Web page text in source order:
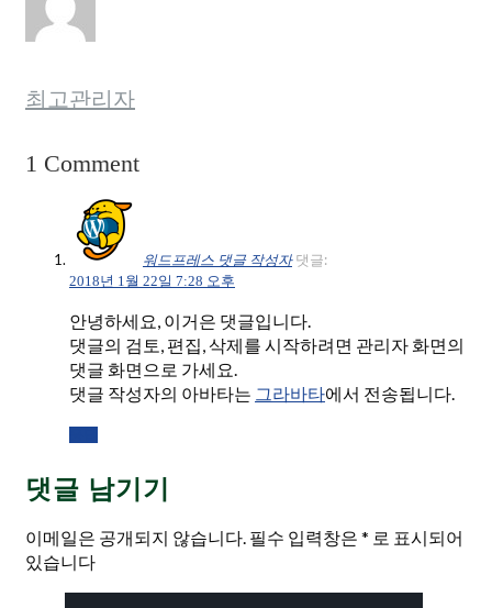
최고관리자
1 Comment
워드프레스 댓글 작성자 댓글:
2018년 1월 22일 7:28 오후
안녕하세요, 이거은 댓글입니다.
댓글의 검토, 편집, 삭제를 시작하려면 관리자 화면의
댓글 화면으로 가세요.
댓글 작성자의 아바타는 그라바타에서 전송됩니다.
댓글 남기기
이메일은 공개되지 않습니다. 필수 입력창은 * 로 표시되어
있습니다